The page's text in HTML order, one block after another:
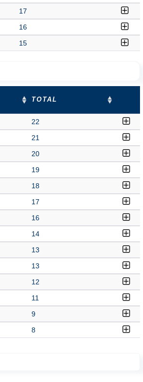
17
16
15
TOTAL
22
21
20
19
18
17
16
14
13
13
12
11
9
8